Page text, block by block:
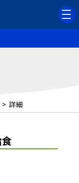
> 詳細
食